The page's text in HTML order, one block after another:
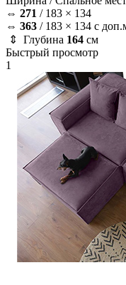
⇔ 271 / 183 × 134
⇔ 363 / 183 × 134 с
⇕ Глубина 164 см
Быстрый просмотр
1